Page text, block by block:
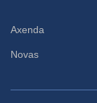
Axenda
Novas